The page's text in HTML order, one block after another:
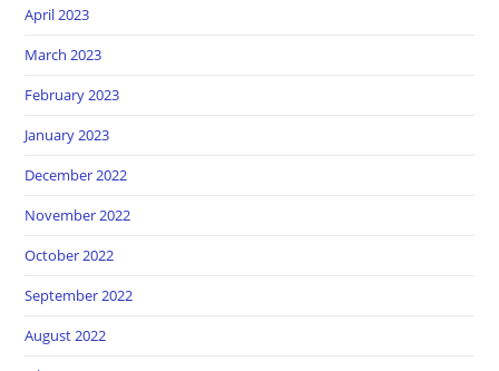
April 2023
March 2023
February 2023
January 2023
December 2022
November 2022
October 2022
September 2022
August 2022